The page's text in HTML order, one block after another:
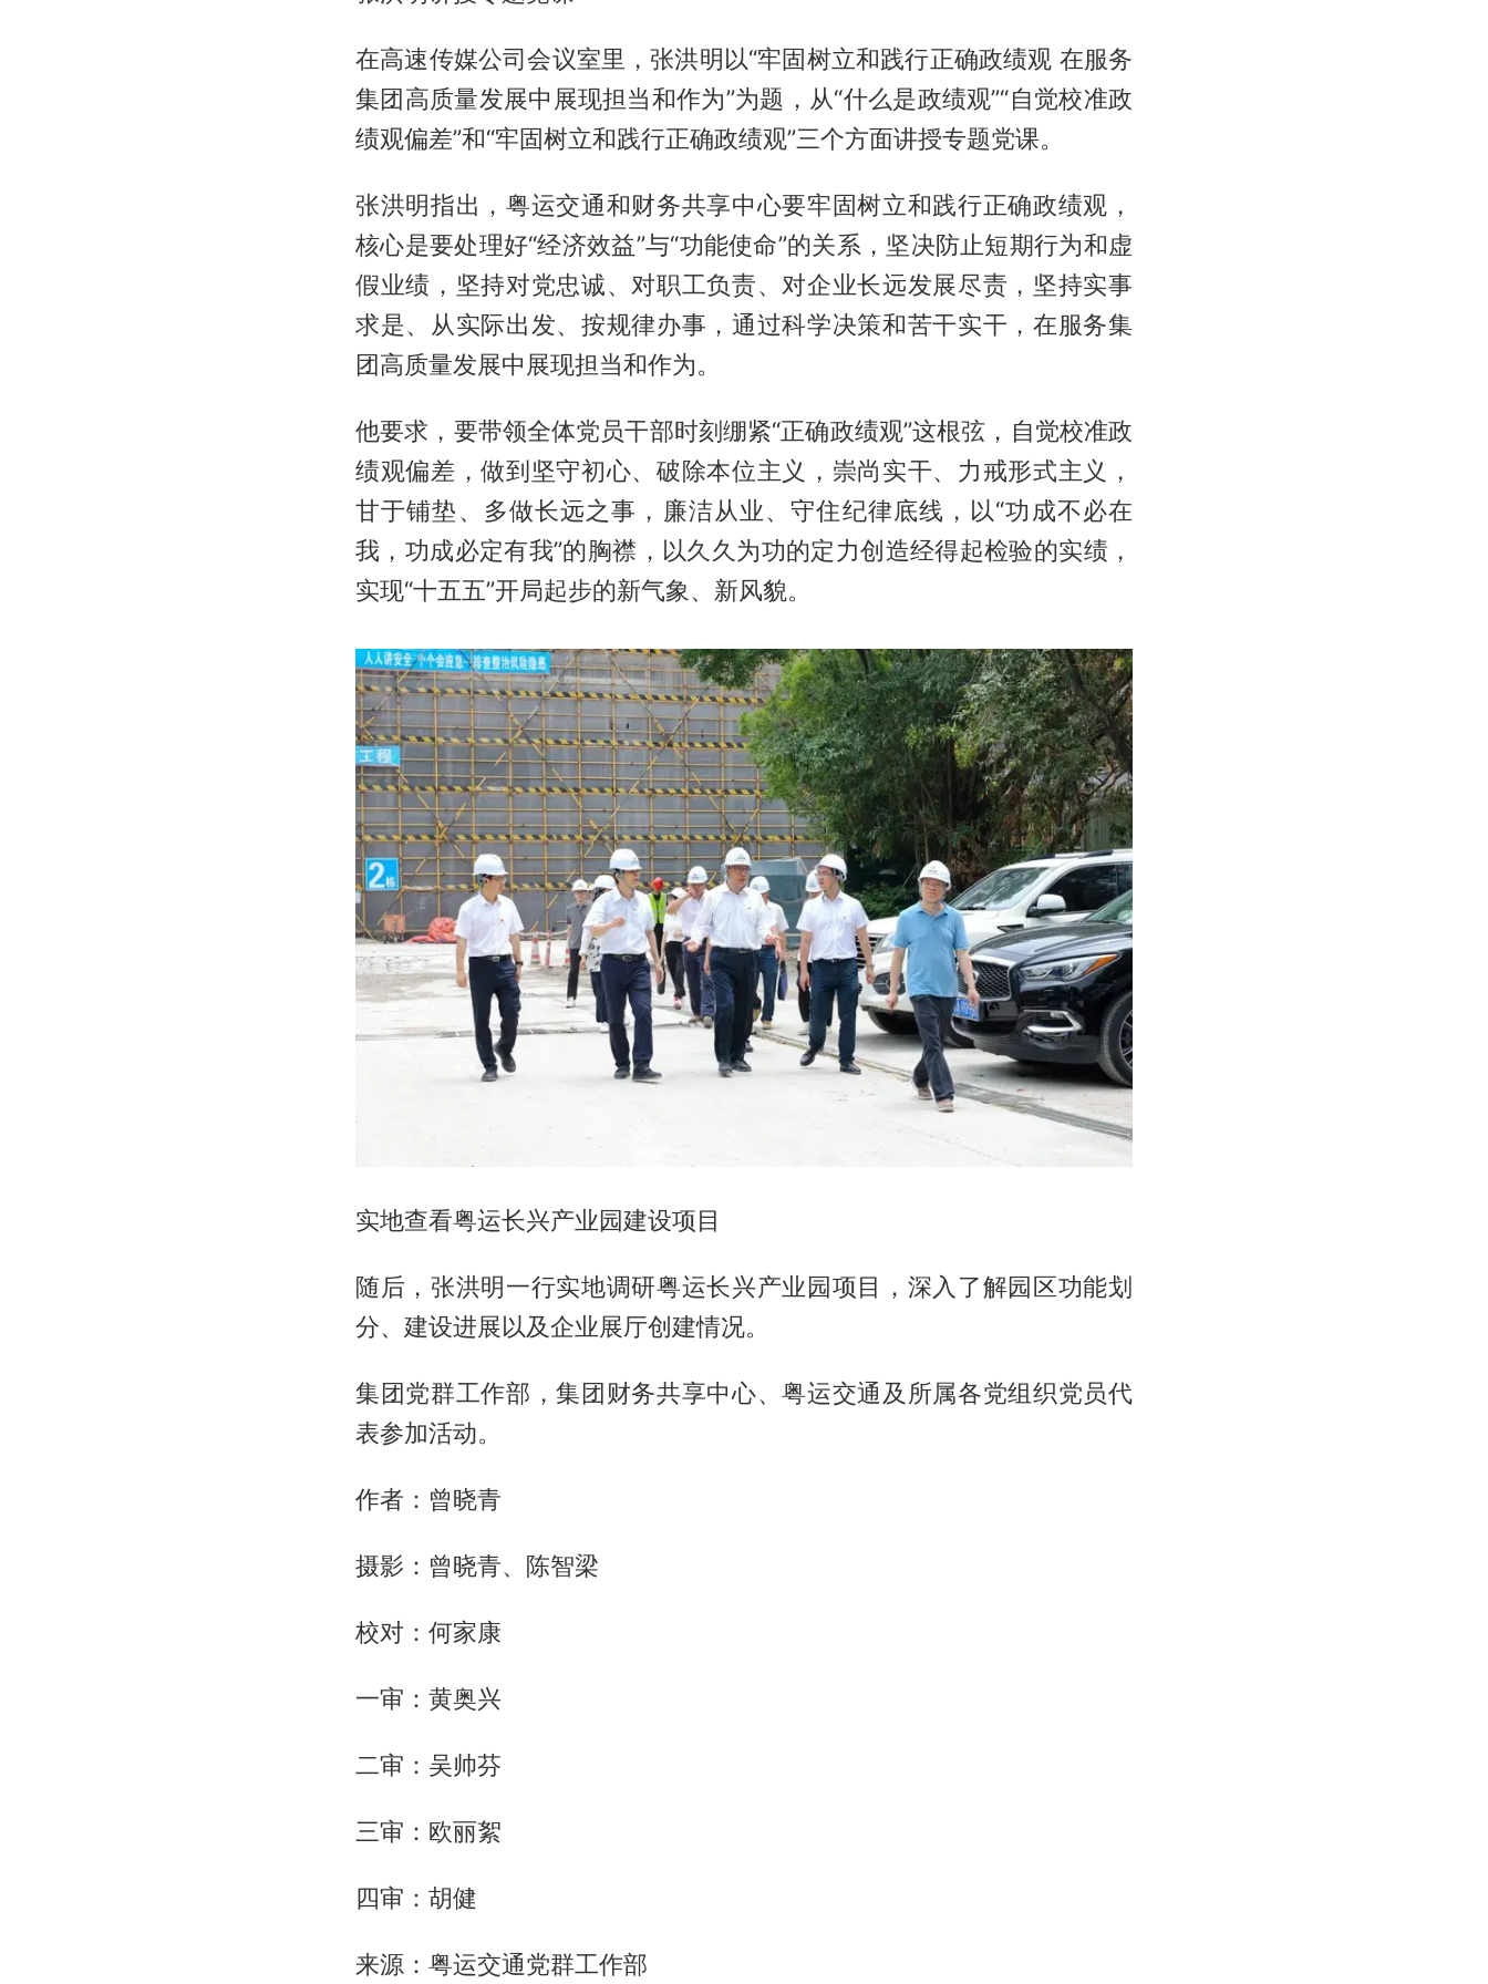
在高速传媒公司会议室里，张洪明以“牢固树立和践行正确政绩观 在服务
集团高质量发展中展现担当和作为”为题，从“什么是政绩观”“自觉校准政
绩观偏差”和“牢固树立和践行正确政绩观”三个方面讲授专题党课。
张洪明指出，粤运交通和财务共享中心要牢固树立和践行正确政绩观，
核心是要处理好“经济效益”与“功能使命”的关系，坚决防止短期行为和虚
假业绩，坚持对党忠诚、对职工负责、对企业长远发展尽责，坚持实事
求是、从实际出发、按规律办事，通过科学决策和苦干实干，在服务集
团高质量发展中展现担当和作为。
他要求，要带领全体党员干部时刻绷紧“正确政绩观”这根弦，自觉校准政
绩观偏差，做到坚守初心、破除本位主义，崇尚实干、力戒形式主义，
甘于铺垫、多做长远之事，廉洁从业、守住纪律底线，以“功成不必在
我，功成必定有我”的胸襟，以久久为功的定力创造经得起检验的实绩，
实现“十五五”开局起步的新气象、新风貌。
实地查看粤运长兴产业园建设项目
随后，张洪明一行实地调研粤运长兴产业园项目，深入了解园区功能划
分、建设进展以及企业展厅创建情况。
集团党群工作部，集团财务共享中心、粤运交通及所属各党组织党员代
表参加活动。
作者：曾晓青
摄影：曾晓青、陈智梁
校对：何家康
一审：黄奥兴
二审：吴帅芬
三审：欧丽絮
四审：胡健
来源：粤运交通党群工作部